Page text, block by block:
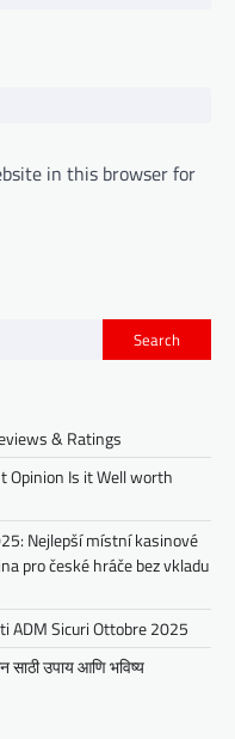
in this browser for
Search
& Ratings
Opinion Is it Well worth
Nejlepší místní kasinové
pro české hráče bez vkladu
ADM Sicuri Ottobre 2025
उपाय आणि भविष्य